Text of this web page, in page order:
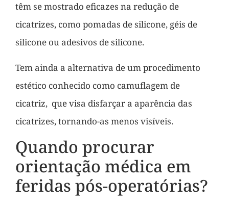
têm se mostrado eficazes na redução de
cicatrizes, como pomadas de silicone, géis de
silicone ou adesivos de silicone.
Tem ainda a alternativa de um procedimento
estético conhecido como camuflagem de
cicatriz, que visa disfarçar a aparência das
cicatrizes, tornando-as menos visíveis.
Quando procurar
orientação médica em
feridas pós-operatórias?